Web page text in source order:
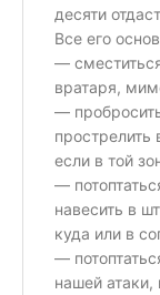
десяти
Все его
—
вратаря,
—
прострелить
если в той
—
навесить в
куда или в
—
нашей атаки,